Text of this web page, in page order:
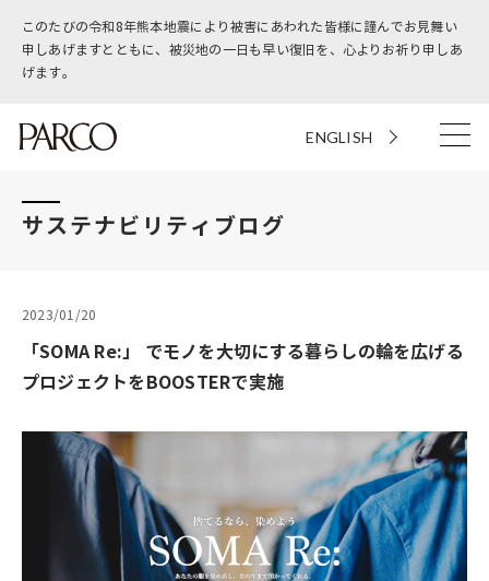
このたびの令和8年熊本地震により被害にあわれた皆様に謹んでお見舞い
申しあげますとともに、被災地の一日も早い復旧を、心よりお祈り申しあ
げます。
ENGLISH
サステナビリティブログ
2023/01/20
「SOMA Re:」 でモノを大切にする暮らしの輪を広げる
プロジェクトをBOOSTERで実施